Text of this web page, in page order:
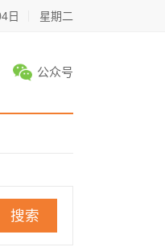
日 星期二
公众号